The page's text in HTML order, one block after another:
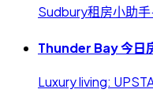
Sudbury租房小助手·
Thunder Bay 今日
Luxury living: